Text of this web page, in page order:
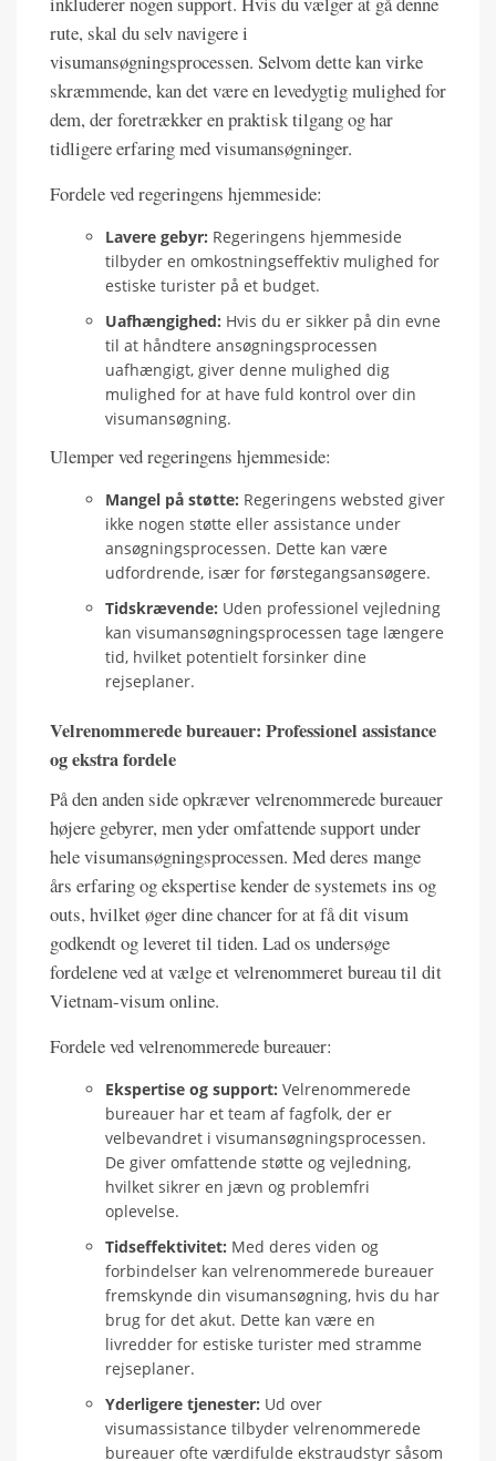
rute, skal du selv navigere i
visumansøgningsprocessen. Selvom dette kan virke
skræmmende, kan det være en levedygtig mulighed for
dem, der foretrækker en praktisk tilgang og har
tidligere erfaring med visumansøgninger.
Fordele ved regeringens hjemmeside:
Lavere gebyr: Regeringens hjemmeside
tilbyder en omkostningseffektiv mulighed for
estiske turister på et budget.
Uafhængighed: Hvis du er sikker på din evne
til at håndtere ansøgningsprocessen
uafhængigt, giver denne mulighed dig
mulighed for at have fuld kontrol over din
visumansøgning.
Ulemper ved regeringens hjemmeside:
Mangel på støtte: Regeringens websted giver
ikke nogen støtte eller assistance under
ansøgningsprocessen. Dette kan være
udfordrende, især for førstegangsansøgere.
Tidskrævende: Uden professionel vejledning
kan visumansøgningsprocessen tage længere
tid, hvilket potentielt forsinker dine
rejseplaner.
Velrenommerede bureauer: Professionel assistance
og ekstra fordele
På den anden side opkræver velrenommerede bureauer
højere gebyrer, men yder omfattende support under
hele visumansøgningsprocessen. Med deres mange
års erfaring og ekspertise kender de systemets ins og
outs, hvilket øger dine chancer for at få dit visum
godkendt og leveret til tiden. Lad os undersøge
fordelene ved at vælge et velrenommeret bureau til dit
Vietnam-visum online.
Fordele ved velrenommerede bureauer:
Ekspertise og support: Velrenommerede
bureauer har et team af fagfolk, der er
velbevandret i visumansøgningsprocessen.
De giver omfattende støtte og vejledning,
hvilket sikrer en jævn og problemfri
oplevelse.
Tidseffektivitet: Med deres viden og
forbindelser kan velrenommerede bureauer
fremskynde din visumansøgning, hvis du har
brug for det akut. Dette kan være en
livredder for estiske turister med stramme
rejseplaner.
Yderligere tjenester: Ud over
visumassistance tilbyder velrenommerede
bureauer ofte værdifulde ekstraudstyr såsom